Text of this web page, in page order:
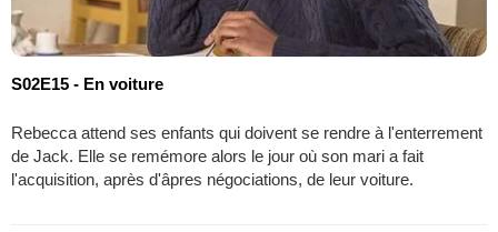
S02E15 - En voiture
Rebecca attend ses enfants qui doivent se rendre à l'enterrement
de Jack. Elle se remémore alors le jour où son mari a fait
l'acquisition, après d'âpres négociations, de leur voiture.